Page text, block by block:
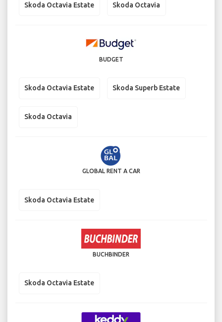
Skoda Octavia Estate Skoda Octavia
BUDGET
Skoda Octavia Estate Skoda Superb Estate
Skoda Octavia
GLOBAL RENT A CAR
Skoda Octavia Estate
BUCHBINDER
Skoda Octavia Estate